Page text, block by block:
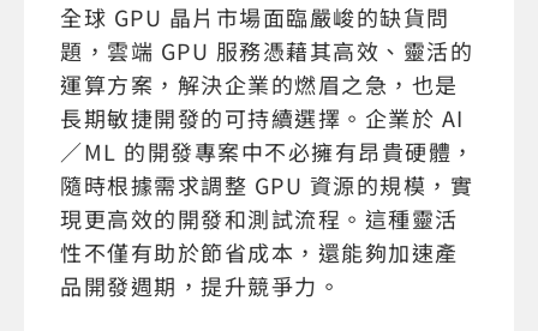
全球 GPU 晶片市場面臨嚴峻的缺貨問
題，雲端 GPU 服務憑藉其高效、靈活的
運算方案，解決企業的燃眉之急，也是
長期敏捷開發的可持續選擇。企業於 AI
／ML 的開發專案中不必擁有昂貴硬體，
隨時根據需求調整 GPU 資源的規模，實
現更高效的開發和測試流程。這種靈活
性不僅有助於節省成本，還能夠加速產
品開發週期，提升競爭力。